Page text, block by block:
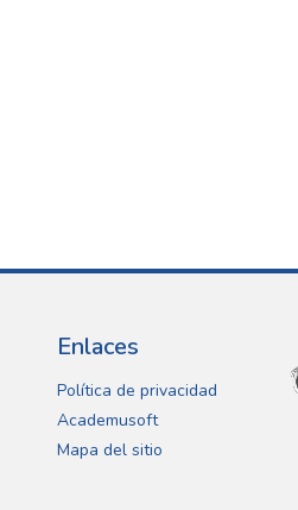
Enlaces
Política de privacidad
Academusoft
Mapa del sitio